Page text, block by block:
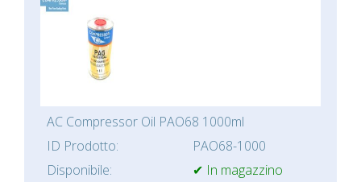
AC Compressor Oil PAO68 1000ml
ID Prodotto:
PAO68-1000
Disponibile:
✔ In magazzino